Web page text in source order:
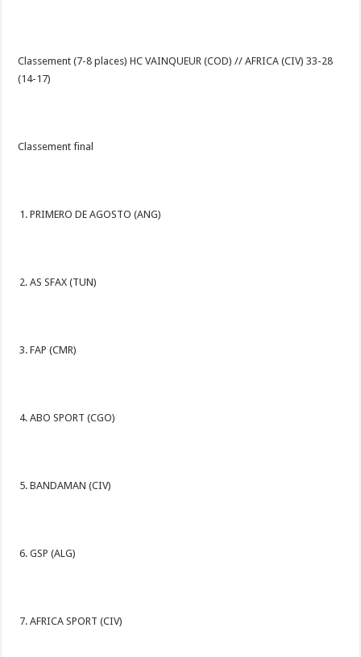
Classement (7-8 places) HC VAINQUEUR (COD) // AFRICA (CIV) 33-28
(14-17)
Classement final
PRIMERO DE AGOSTO (ANG)
AS SFAX (TUN)
FAP (CMR)
ABO SPORT (CGO)
BANDAMAN (CIV)
GSP (ALG)
AFRICA SPORT (CIV)